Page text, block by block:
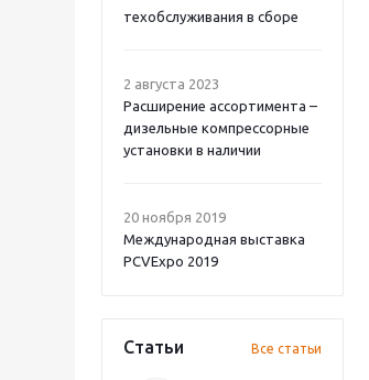
техобслуживания в сборе
2 августа 2023
Расширение ассортимента –
дизельные компрессорные
установки в наличии
20 ноября 2019
Международная выставка
PCVExpo 2019
Статьи Все статьи